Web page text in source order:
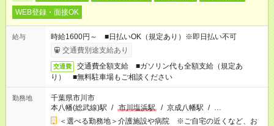
WEB登録・面接OK
給与
時給1600円～ ■日払いOK（規定あり）※即日払い不可
交通費別途支給あり
交通費
交通費全額支給 ■ガソリン代も全額支給（規定あ
り） ■無料駐車場もご相談ください
勤務地
千葉県市川市
本八幡(総武線)駅 / 市川塩浜駅 / 京成八幡駅 / …
＜選べる勤務地＞介護施設や病院 ※ご自宅の近くなど、お